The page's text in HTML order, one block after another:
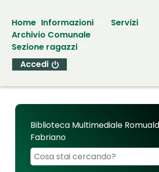
Home Informazioni
Servizi
Archivio Comunale
Sezione ragazzi
Accedi
Biblioteca Multimediale
Fabriano
Cerca su "Biblioteca